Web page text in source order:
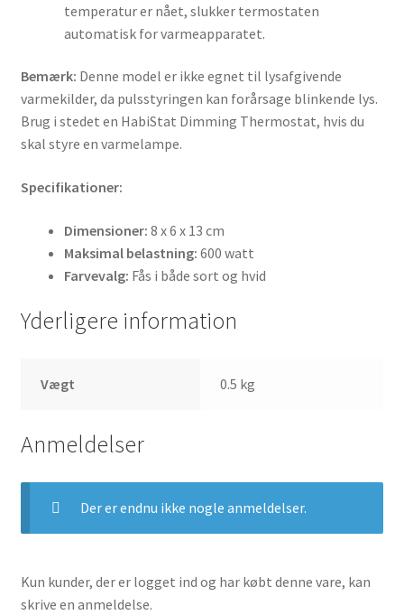
temperatur er nået, slukker termostaten
automatisk for varmeapparatet.
Bemærk: Denne model er ikke egnet til lysafgivende
varmekilder, da pulsstyringen kan forårsage blinkende lys.
Brug i stedet en HabiStat Dimming Thermostat, hvis du
skal styre en varmelampe.
Specifikationer:
Dimensioner: 8 x 6 x 13 cm
Maksimal belastning: 600 watt
Farvevalg: Fås i både sort og hvid
Yderligere information
Vægt 0.5 kg
Anmeldelser
Der er endnu ikke nogle anmeldelser.
Kun kunder, der er logget ind og har købt denne vare, kan
skrive en anmeldelse.